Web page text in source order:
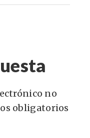
no
obligatorios